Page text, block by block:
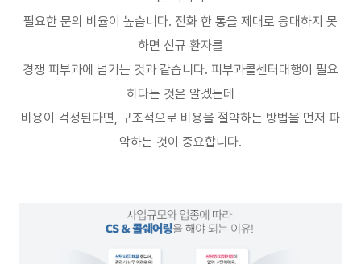
필요한 문의 비율이 높습니다. 전화 한 통을 제대로 응대하지 못
하면 신규 환자를
경쟁 피부과에 넘기는 것과 같습니다. 피부과콜센터대행이 필요
하다는 것은 알겠는데
비용이 걱정된다면, 구조적으로 비용을 절약하는 방법을 먼저 파
악하는 것이 중요합니다.